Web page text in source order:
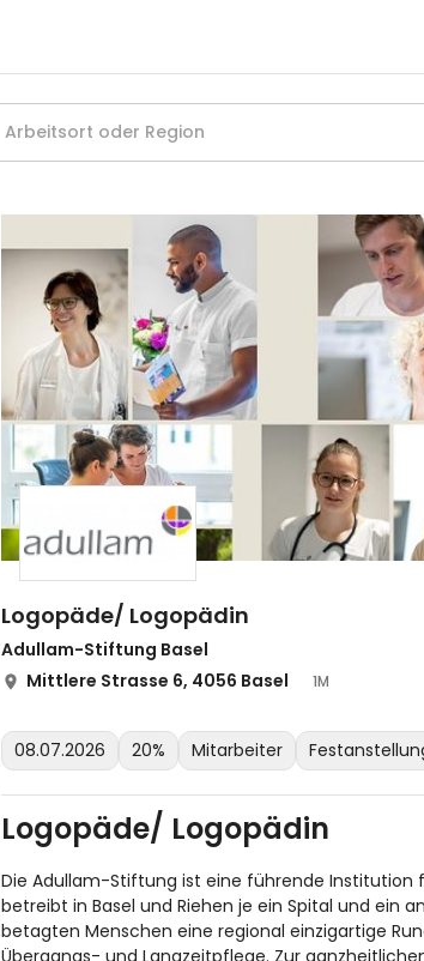
Logopäde/ Logopädin
Adullam-Stiftung Basel
Mittlere Strasse 6, 4056 Basel
1M
08.07.2026 20% Mitarbeiter
Logopäde/ Logopädin
Die Adullam-Stiftung ist eine führende Institution
betreibt in Basel und Riehen je ein Spital und ein
betagten Menschen eine regional einzigartige